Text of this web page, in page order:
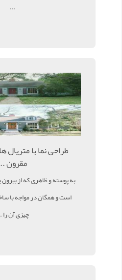
...
طراحی نما با متریال
مقرون
به پوسته و ظاهری که از
است و همگان در مواجه با
چیزی آن را